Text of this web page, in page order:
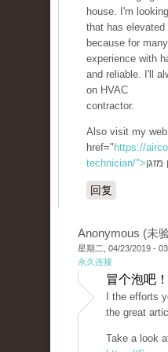
house. I'm
that has
because for
experience with
and reliable. I'll
on HVAC
contractor.
Also visit my
href=" https://
technician/">
回复
Anonymous (未
星期二, 04/23/2019 -
永久连接
冒个泡吧
I the efforts
the great
Take a look